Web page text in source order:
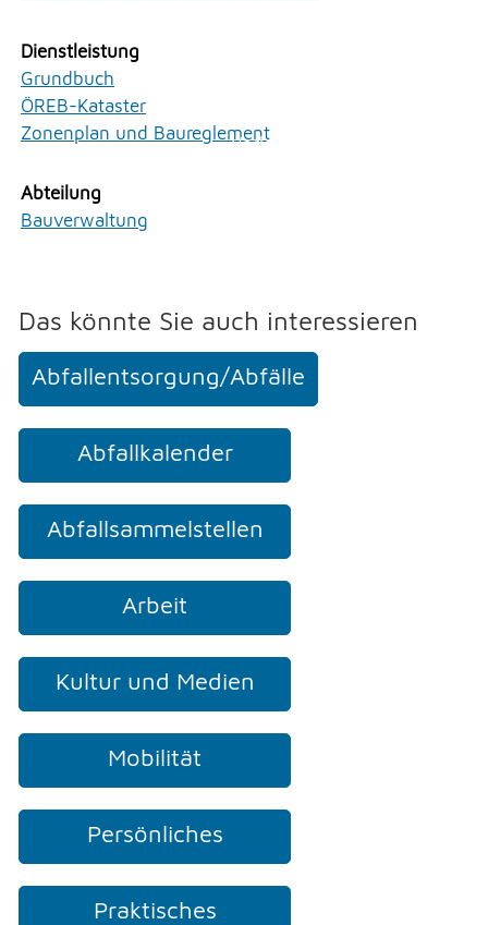
Vorlesen pausieren
Sicherheit
Soziales
Staat und Recht
Umwelt und Bauen
Verwaltung
UMWELT
FREIZEIT
NOTFALL
TELEFON
LOGIN
Dienstleistung
Grundbuch
ÖREB-Kataster
Zonenplan und Baureglement
Abteilung
Bauverwaltung
Das könnte Sie auch interessieren
Abfallentsorgung/Abfälle
Abfallkalender
Abfallsammelstellen
Arbeit
Kultur und Medien
Mobilität
Persönliches
Praktisches